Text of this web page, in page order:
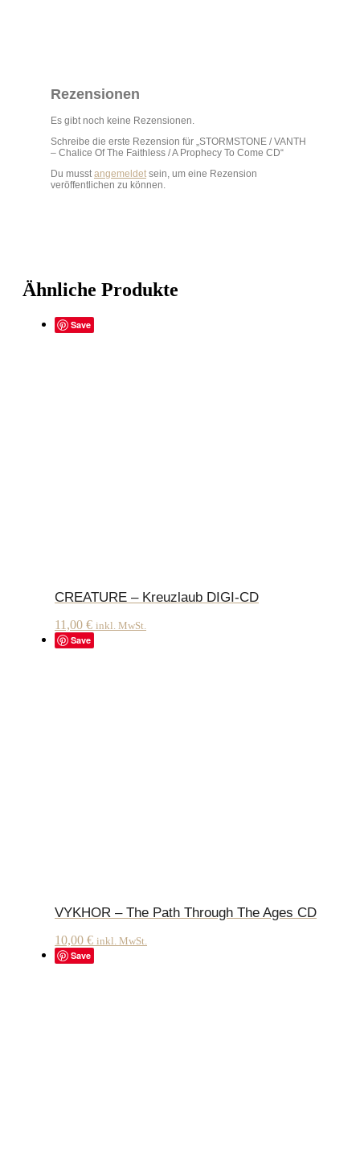
Rezensionen
Es gibt noch keine Rezensionen.
Schreibe die erste Rezension für „STORMSTONE / VANTH
– Chalice Of The Faithless / A Prophecy To Come CD“
Du musstangemeldetsein, um eine Rezension
veröffentlichen zu können.
Ähnliche Produkte
Save
CREATURE – Kreuzlaub DIGI-CD
11,00 € inkl. MwSt.
Save
VYKHOR – The Path Through The Ages CD
10,00 € inkl. MwSt.
Save